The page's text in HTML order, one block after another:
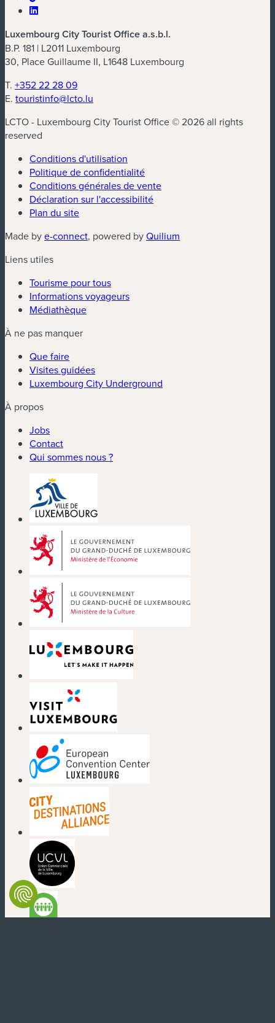
Luxembourg City Tourist Office a.s.b.l.
B.P. 181 | L2011 Luxembourg
30, Place Guillaume II, L1648 Luxembourg
T. +352 22 28 09
E. touristinfo@lcto.lu
LCTO - Luxembourg City Tourist Office © 2026 all rights
reserved
Conditions d'utilisation
Politique de confidentialité
Conditions générales de vente
Déclaration sur l'accessibilité
Plan du site
Made bye-connect(nouvelle fenêtre)
, powered byQuilium
Liens utiles
Tourisme pour tous
Informations voyageurs
Médiathèque
À ne pas manquer
Que faire
Visites guidées
Luxembourg City Underground
À propos
Jobs
Contact
Qui sommes nous ?